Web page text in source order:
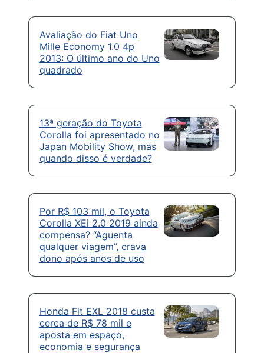
Avaliação do Fiat Uno
Mille Economy 1.0 4p
2013: O último ano do Uno
quadrado
13ª geração do Toyota
Corolla foi apresentado no
Japan Mobility Show, mas
quando disso é verdade?
Por R$ 103 mil, o Toyota
Corolla XEi 2.0 2019 ainda
compensa? “Aguenta
qualquer viagem”, crava
dono após anos de uso
Honda Fit EXL 2018 custa
cerca de R$ 78 mil e
aposta em espaço,
economia e segurança